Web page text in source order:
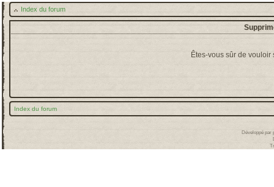
Index du forum
Êtes-vous sûr de
Index du forum
Développé par